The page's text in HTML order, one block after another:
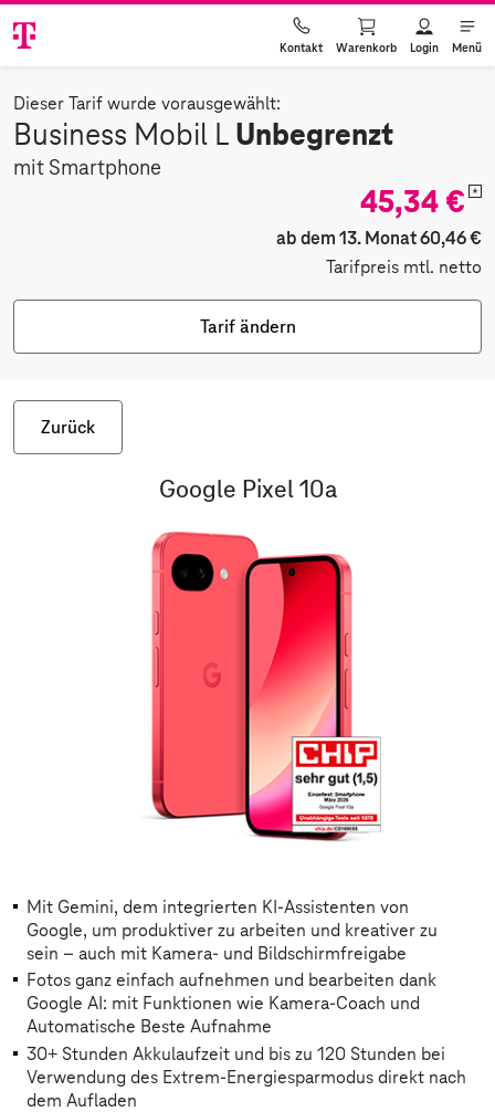
Kontakt Warenkorb Login Menü
Dieser Tarif wurde vorausgewählt:
Business Mobil L Unbegrenzt
mit Smartphone
45,34 € *
ab dem 13. Monat 60,46 €
Tarifpreis mtl. netto
Tarif ändern
Zurück
Google Pixel 10a
Mit Gemini, dem integrierten KI-Assistenten von
Google, um produktiver zu arbeiten und kreativer zu
sein – auch mit Kamera- und Bildschirmfreigabe
Fotos ganz einfach aufnehmen und bearbeiten dank
Google AI: mit Funktionen wie Kamera-Coach und
Automatische Beste Aufnahme
30+ Stunden Akkulaufzeit und bis zu 120 Stunden bei
Verwendung des Extrem-Energiesparmodus direkt nach
dem Aufladen